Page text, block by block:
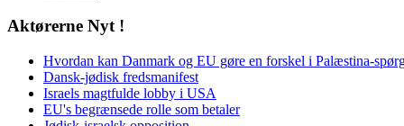
Aktørerne Nyt !
Hvordan kan Danmark og EU gøre en forskel i Palæstina-
Dansk-jødisk fredsmanifest
Israels magtfulde lobby i USA
EU's begrænsede rolle som betaler